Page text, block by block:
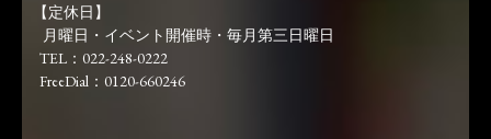
【定休日】
月曜日・イベント開催時・毎月第三日曜日
TEL：022-248-0222
FreeDial：0120-660246